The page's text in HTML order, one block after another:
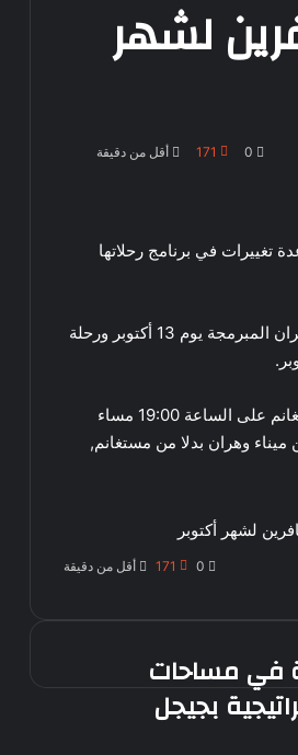
لشهر
0
171 أقل من دقيقة
تغييرات في برنامج رحلاتها
و يتعلق الامر بإلغاء رحلة وهران-مرسيليا المبرمجة يوم 11 أكتوبر ورحلة مرسيليا-وهران المبرمجة يوم 13 أكتوبر ورحلة
كما أن الرحلة المبرمجة بتاريخ 23 أكتوبر من أليكانتي ستحل بوهران عوضا عن مستغانم على الساعة 19:00 مساء
المتجهة نحو أليكانتي يوم 27 أكتوبر على الساعة 19:00 سا من ميناء وهران بدلا من مستغانم,
لشهر أكتوبر
0
171 أقل من دقيقة
في مساحات
بجيجل